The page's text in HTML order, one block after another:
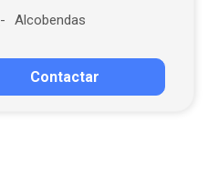
Alcobendas
Contactar
Contactar por correo